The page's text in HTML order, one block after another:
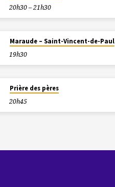
20h30 – 21h30
Maraude – Saint-Vincent-de-Paul
19h30
Prière des pères
20h45